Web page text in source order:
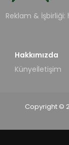
Reklam & İşbirliği:
Hakkımızda
Künyeİletişim
Copyright ©